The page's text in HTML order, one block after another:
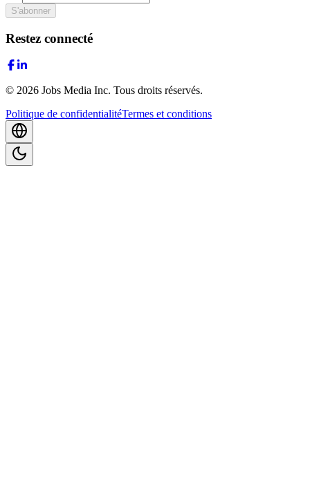
S'abonner
Restez connecté
© 2026 Jobs Media Inc. Tous droits réservés.
Politique de confidentialitéTermes et conditions